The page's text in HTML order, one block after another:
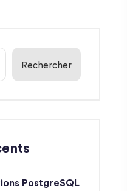
Rechercher
PostgreSQL